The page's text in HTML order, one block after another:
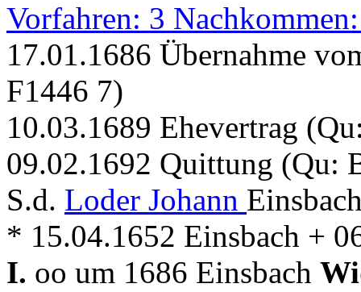
Vorfahren: 3
17.01.1686 Übernahme
F1446 7)
10.03.1689 Ehevertrag
09.02.1692 Quittung (Qu:
S.d. Loder Johann
* 15.04.1652 Einsbach +
I. oo um 1686 Einsbach